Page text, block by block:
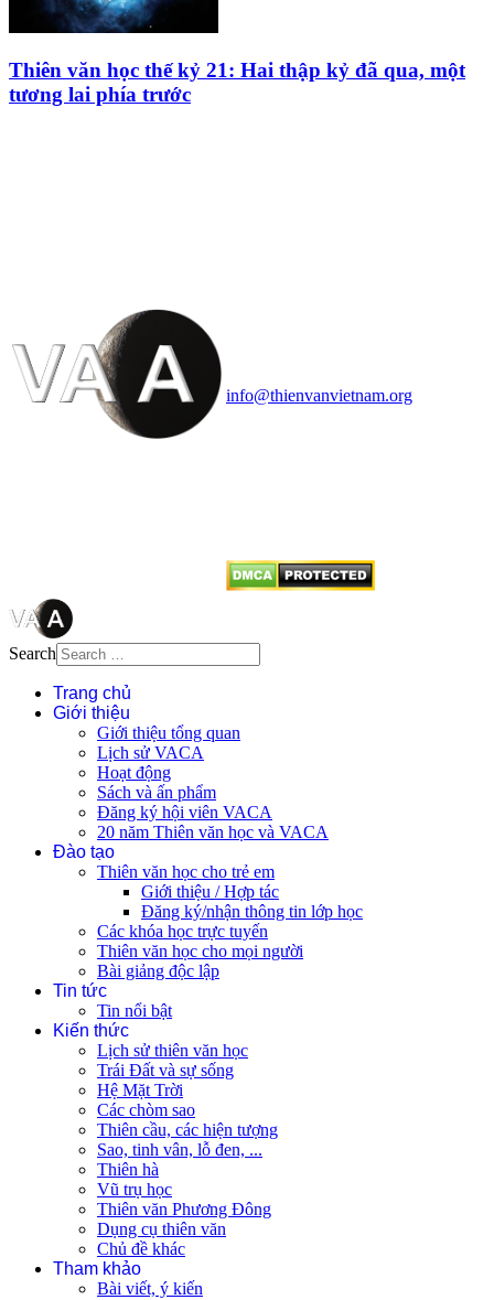
Thiên văn học thế kỷ 21: Hai thập kỷ đã qua, một
tương lai phía trước
info@thienvanvietnam.org
Search
Trang chủ
Giới thiệu
Giới thiệu tổng quan
Lịch sử VACA
Hoạt động
Sách và ấn phẩm
Đăng ký hội viên VACA
20 năm Thiên văn học và VACA
Đào tạo
Thiên văn học cho trẻ em
Giới thiệu / Hợp tác
Đăng ký/nhận thông tin lớp học
Các khóa học trực tuyến
Thiên văn học cho mọi người
Bài giảng độc lập
Tin tức
Tin nổi bật
Kiến thức
Lịch sử thiên văn học
Trái Đất và sự sống
Hệ Mặt Trời
Các chòm sao
Thiên cầu, các hiện tượng
Sao, tinh vân, lỗ đen, ...
Thiên hà
Vũ trụ học
Thiên văn Phương Đông
Dụng cụ thiên văn
Chủ đề khác
Tham khảo
Bài viết, ý kiến